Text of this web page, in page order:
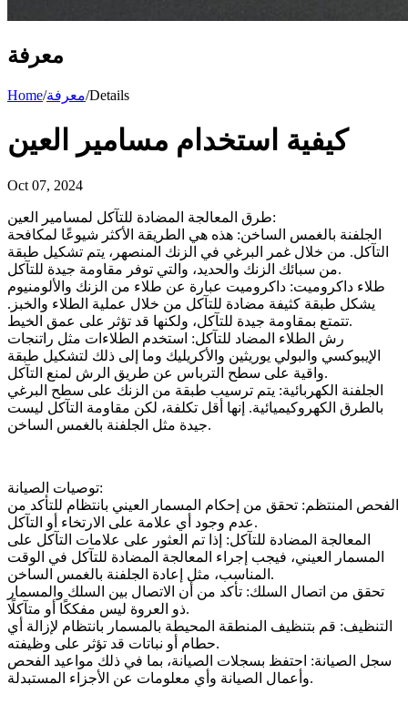
معرفة
Home/معرفة/Details
كيفية استخدام مسامير العين
Oct 07, 2024
طرق المعالجة المضادة للتآكل لمسامير العين:
الجلفنة بالغمس الساخن: هذه هي الطريقة الأكثر شيوعًا لمكافحة
التآكل. من خلال غمر البرغي في الزنك المنصهر، يتم تشكيل طبقة
من سبائك الزنك والحديد، والتي توفر مقاومة جيدة للتآكل.
طلاء داكروميت: داكروميت عبارة عن طلاء من الزنك والألومنيوم
يشكل طبقة كثيفة مضادة للتآكل من خلال عملية الطلاء والخبز.
تتمتع بمقاومة جيدة للتآكل، ولكنها قد تؤثر على عمق الخيط.
رش الطلاء المضاد للتآكل: استخدم الطلاءات مثل راتنجات
الإيبوكسي والبولي يوريثين والأكريليك وما إلى ذلك لتشكيل طبقة
واقية على سطح الترباس عن طريق الرش لمنع التآكل.
الجلفنة الكهربائية: يتم ترسيب طبقة من الزنك على سطح البرغي
بالطرق الكهروكيميائية. إنها أقل تكلفة، لكن مقاومة التآكل ليست
جيدة مثل الجلفنة بالغمس الساخن.
توصيات الصيانة:
الفحص المنتظم: تحقق من إحكام المسمار العيني بانتظام للتأكد من
عدم وجود أي علامة على الارتخاء أو التآكل.
المعالجة المضادة للتآكل: إذا تم العثور على علامات التآكل على
المسمار العيني، فيجب إجراء المعالجة المضادة للتآكل في الوقت
المناسب، مثل إعادة الجلفنة بالغمس الساخن.
تحقق من اتصال السلك: تأكد من أن الاتصال بين السلك والمسمار
ذو العروة ليس مفككًا أو متآكلًا.
التنظيف: قم بتنظيف المنطقة المحيطة بالمسمار بانتظام لإزالة أي
حطام أو نباتات قد تؤثر على وظيفته.
سجل الصيانة: احتفظ بسجلات الصيانة، بما في ذلك مواعيد الفحص
وأعمال الصيانة وأي معلومات عن الأجزاء المستبدلة.